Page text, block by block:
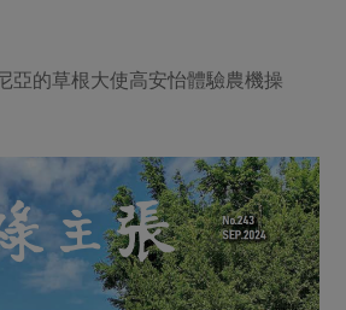
亞的草根大使高安怡體驗農機操